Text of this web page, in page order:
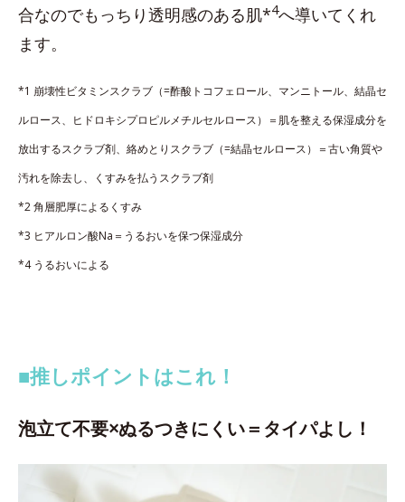
合なのでもっちり透明感のある肌*4へ導いてくれ
ます。
*1 崩壊性ビタミンスクラブ（=酢酸トコフェロール、マンニトール、結晶セ
ルロース、ヒドロキシプロピルメチルセルロース）＝肌を整える保湿成分を
放出するスクラブ剤、絡めとりスクラブ（=結晶セルロース）＝古い角質や
汚れを除去し、くすみを払うスクラブ剤
*2 角層肥厚によるくすみ
*3 ヒアルロン酸Na＝うるおいを保つ保湿成分
*4 うるおいによる
■推しポイントはこれ！
泡立て不要×ぬるつきにくい＝タイパよし！